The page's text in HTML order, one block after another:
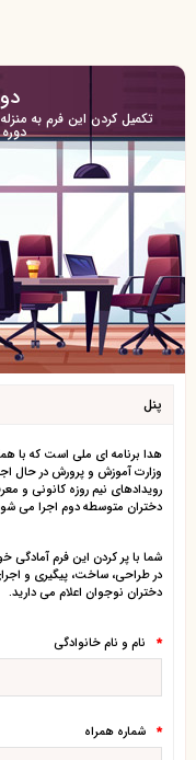
تکمیل کردن این فرم به
پنل
هدا برنامه ای ملی است که با
وزارت آموزش و پرورش در حال
رویدادهای نیم روزه کانونی
دختران متوسطه دوم اجرا می
شما با پر کردن این فرم
در طراحی، ساخت، پیگیری و
دختران نوجوان اعلام می دارید.
* نام و نام خانوادگی
* شماره همراه